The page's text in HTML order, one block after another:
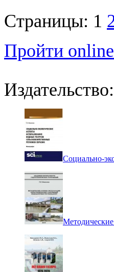
Страницы: 1
Пройти
Издательство:
Социально-